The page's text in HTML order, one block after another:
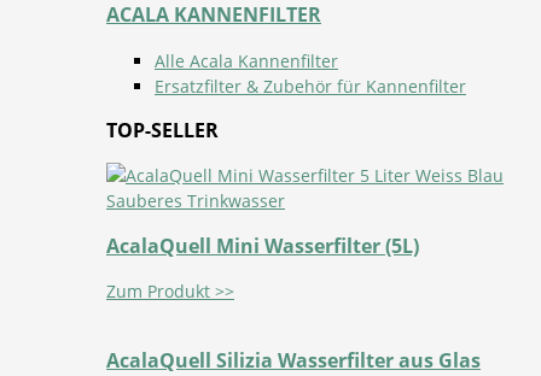
ACALA KANNENFILTER
Alle Acala Kannenfilter
Ersatzfilter & Zubehör für Kannenfilter
TOP-SELLER
AcalaQuell Mini Wasserfilter (5L)
Zum Produkt >>
AcalaQuell Silizia Wasserfilter aus Glas